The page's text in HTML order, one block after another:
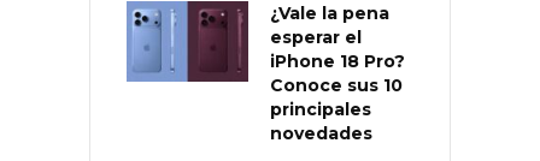
¿Vale la pena
esperar el
iPhone 18 Pro?
Conoce sus 10
principales
novedades